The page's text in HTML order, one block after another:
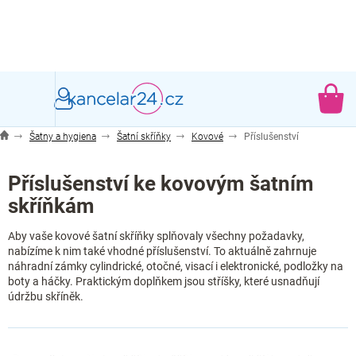
Šatny a hygiena Šatní skříňky Kovové Příslušenství
Příslušenství ke kovovým šatním
skříňkám
Aby vaše kovové šatní skříňky splňovaly všechny požadavky,
nabízíme k nim také vhodné příslušenství. To aktuálně zahrnuje
náhradní zámky cylindrické, otočné, visací i elektronické, podložky na
boty a háčky. Praktickým doplňkem jsou stříšky, které usnadňují
údržbu skříněk.